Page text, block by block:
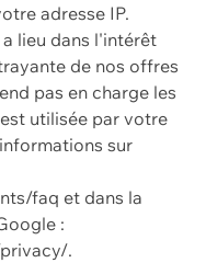
adresse IP.
lieu dans l'intérêt
de nos offres
pas en charge les
utilisée par votre
sur
faq et dans la
:
.